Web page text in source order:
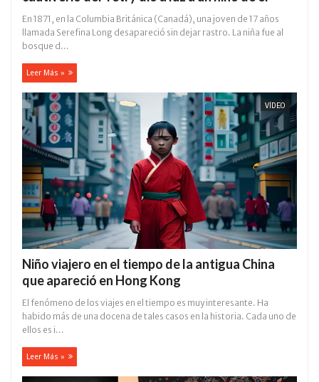
En 1871, en la Columbia Británica (Canadá), una joven de 17 años
llamada Serefina Long desapareció sin dejar rastro. La niña fue al
bosque d...
Leer Más »
VÍDEO
Niño viajero en el tiempo de la antigua China
que apareció en Hong Kong
El fenómeno de los viajes en el tiempo es muy interesante. Ha
habido más de una docena de tales casos en la historia. Cada uno de
ellos es i...
Leer Más »